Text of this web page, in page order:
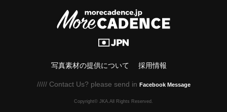
写真素材の提供について 採用情報
///// Contact Us? please send in Facebook Message
Copyright© JKA.All Rights Reserved.